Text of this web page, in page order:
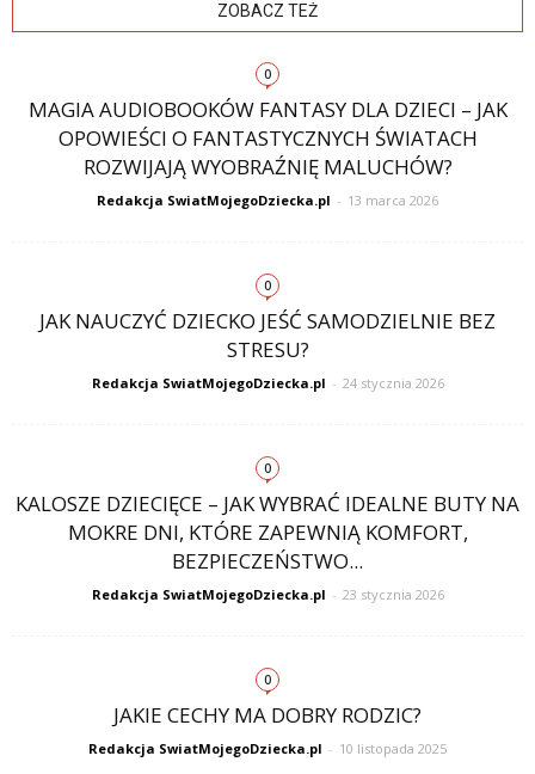
ZOBACZ TEŻ
0
MAGIA AUDIOBOOKÓW FANTASY DLA DZIECI – JAK
OPOWIEŚCI O FANTASTYCZNYCH ŚWIATACH
ROZWIJAJĄ WYOBRAŹNIĘ MALUCHÓW?
Redakcja SwiatMojegoDziecka.pl - 13 marca 2026
0
JAK NAUCZYĆ DZIECKO JEŚĆ SAMODZIELNIE BEZ
STRESU?
Redakcja SwiatMojegoDziecka.pl - 24 stycznia 2026
0
KALOSZE DZIECIĘCE – JAK WYBRAĆ IDEALNE BUTY NA
MOKRE DNI, KTÓRE ZAPEWNIĄ KOMFORT,
BEZPIECZEŃSTWO...
Redakcja SwiatMojegoDziecka.pl - 23 stycznia 2026
0
JAKIE CECHY MA DOBRY RODZIC?
Redakcja SwiatMojegoDziecka.pl - 10 listopada 2025